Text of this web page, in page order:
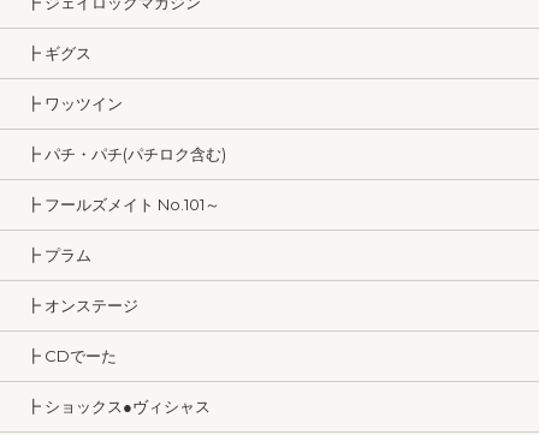
┣ ギグス
┣ ワッツイン
┣ パチ・パチ(パチロク含む)
┣ フールズメイト No.101～
┣ プラム
┣ オンステージ
┣ CDでーた
┣ ショックス●ヴィシャス